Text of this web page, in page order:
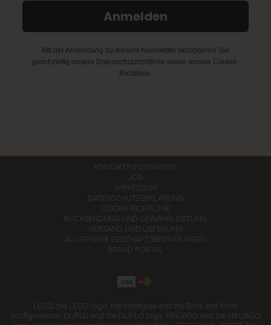
Anmelden
Mit der Anmeldung zu diesem Newsletter akzeptieren Sie
gleichzeitig unsere Datenschutzrichtlinie sowie unsere Cookie-
Richtlinie.
KONTAKTINFORMATION
JOB
IMPRESSUM
DATENSCHUTZERKLÄRUNG
COOKIE RICHTLINIE
RÜCKSENDUNG UND GEWÄHRLEISTUNG
VERSAND UND LIEFERUNG
ALLGEMEINE GESCHÄFTSBEDINGUNGEN
BRAND PORTAL
LEGO, the LEGO logo, the Minifigure and the Brick and Knob
configurations, DUPLO and the DUPLO logo, NINJAGO and the NINJAGO